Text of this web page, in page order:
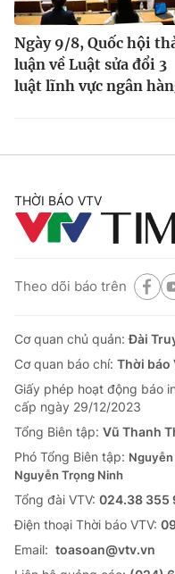
Ngày 9/8, Quốc hội
luận về Luật sửa đổi 3
luật lĩnh vực ngân
THỜI BÁO VTV
Theo dõi báo trên
Cơ quan chủ quản:Đài
Cơ quan báo chí: Thời báo
Giấy phép hoạt động báo
cấp ngày 29/12/2023
Tổng Biên tập: Vũ Thanh
Phó Tổng Biên tập: Nguyễn
Nguyễn Trọng Ninh
Tổng đài VTV: 024.38 355
Ðiện thoại Thời báo VTV:
Email: toasoan@vtv.vn